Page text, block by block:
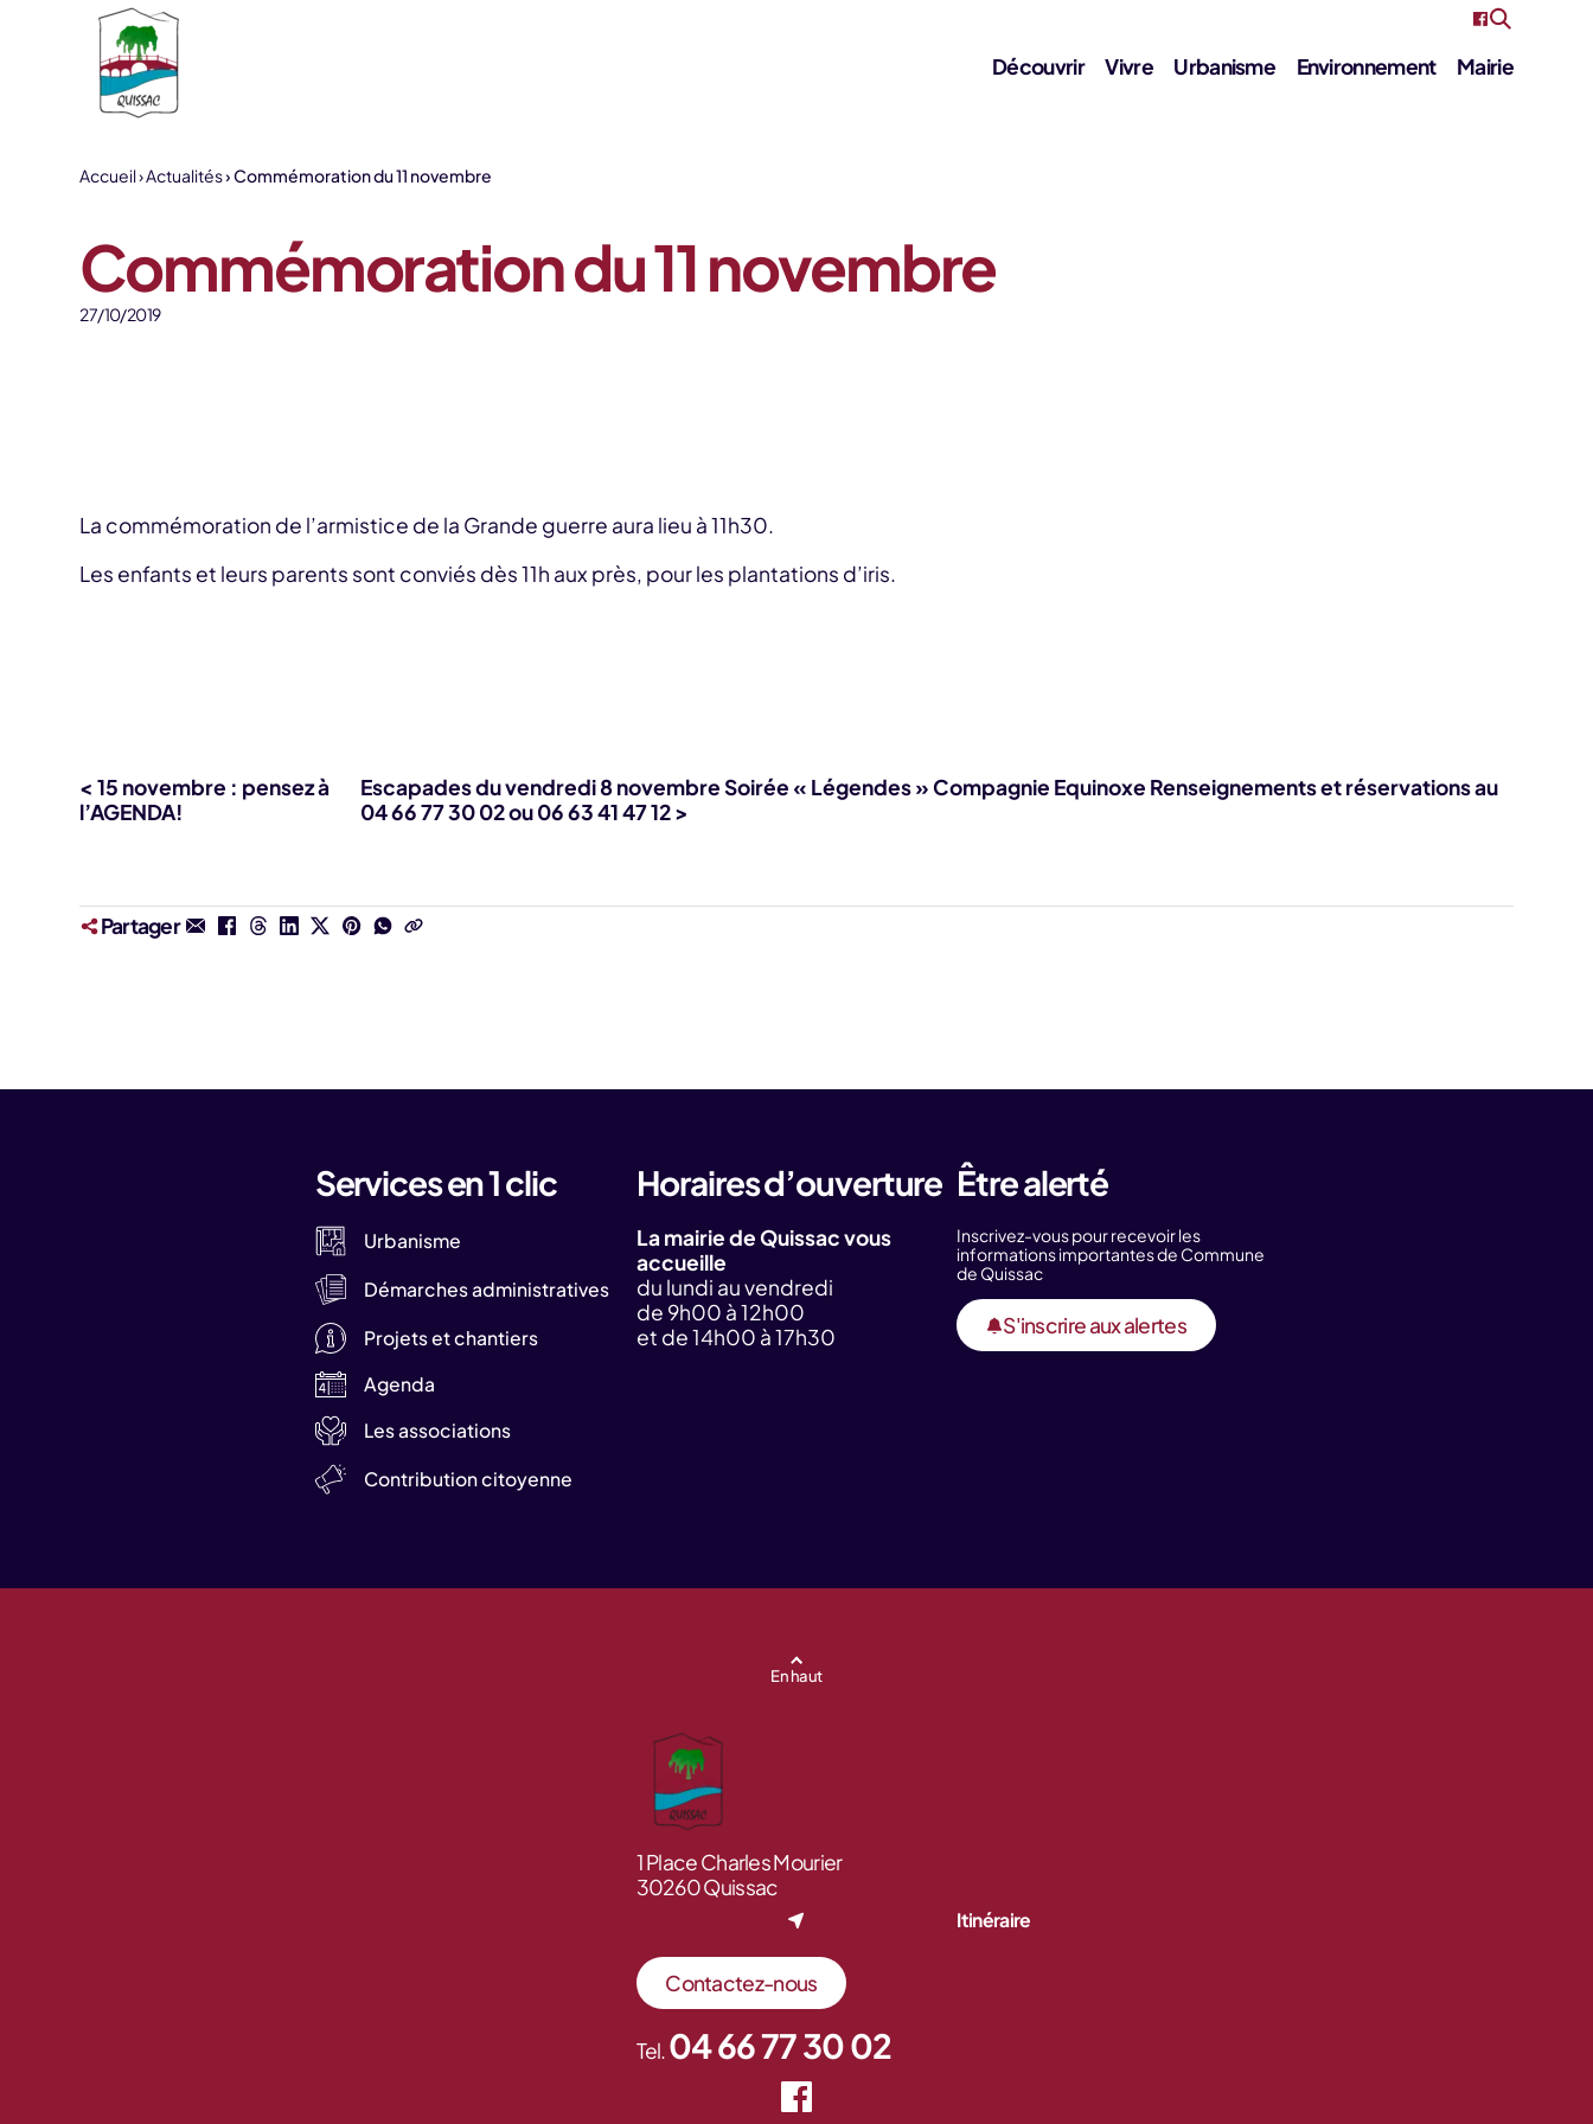
Aller au contenu
Découvrir Vivre Urbanisme Environnement Mairie
Accueil Actualités Commémoration du 11 novembre
Commémoration du 11 novembre
27/10/2019
La commémoration de l’armistice de la Grande guerre aura lieu à 11h30.
Les enfants et leurs parents sont conviés dès 11h aux près, pour les plantations d’iris.
< 15 novembre : pensez à
l’AGENDA!
Escapades du vendredi 8 novembre Soirée « Légendes » Compagnie Equinoxe Renseignements et réservations au
04 66 77 30 02 ou 06 63 41 47 12 >
Partager
Services en 1 clic
Urbanisme
Démarches administratives
Projets et chantiers
Agenda
Les associations
Contribution citoyenne
Horaires d’ouverture
La mairie de Quissac vous
accueille
du lundi au vendredi
de 9h00 à 12h00
et de 14h00 à 17h30
Être alerté
Inscrivez-vous pour recevoir les
informations importantes de Commune
de Quissac
S'inscrire aux alertes
En haut
1 Place Charles Mourier
30260 Quissac
Itinéraire
Contactez-nous
Tel.04 66 77 30 02